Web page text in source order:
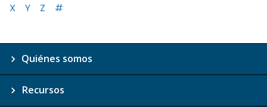
X
Y Z #
Quiénes somos
Recursos